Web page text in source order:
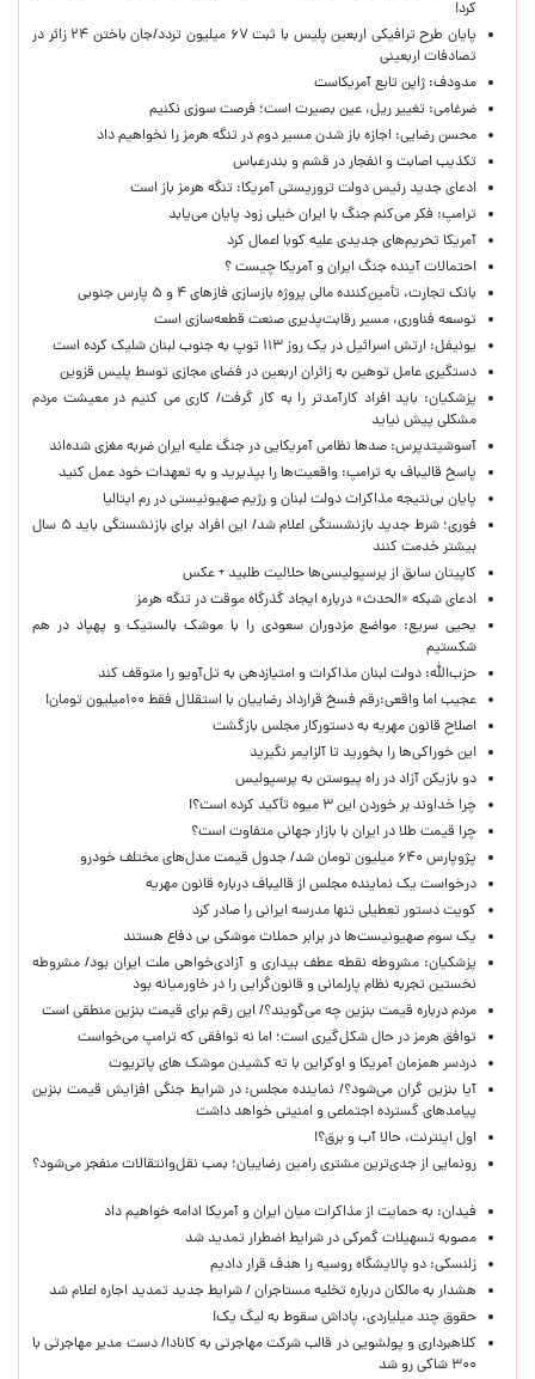
کرد!
پایان طرح ترافیکی اربعین پلیس با ثبت ۶۷ میلیون تردد/جان باختن ۲۴ زائر در
تصادفات اربعینی
مدودف: ژاپن تابع آمریکاست
ضرغامی: تغییر ریل، عین بصیرت است؛ فرصت سوزی نکنیم
محسن رضایی: اجازه باز شدن مسیر دوم در تنگه هرمز را نخواهیم داد
تکذیب اصابت و انفجار در قشم و بندرعباس
ادعای جدید رئیس دولت تروریستی آمریکا: تنگه هرمز باز است
ترامپ: فکر می‌کنم جنگ با ایران خیلی زود پایان می‌یابد
آمریکا تحریم‌های جدیدی علیه کوبا اعمال کرد
احتمالات آینده جنگ ایران و آمریکا چیست ؟
بانک تجارت، تأمین‌کننده مالی پروژه بازسازی فازهای ۴ و ۵ پارس جنوبی
توسعه فناوری، مسیر رقابت‌پذیری صنعت قطعه‌سازی است
یونیفل: ارتش اسرائیل در یک روز ۱۱۳ توپ به جنوب لبنان شلیک کرده است
دستگیری عامل توهین به زائران اربعین در فضای مجازی توسط پلیس قزوین
پزشکیان: باید افراد کارآمدتر را به کار گرفت/ کاری می کنیم در معیشت مردم
مشکلی پیش نیاید
آسوشیتدپرس: صدها نظامی آمریکایی در جنگ علیه ایران ضربه مغزی شده‌اند
پاسخ قالیباف به ترامپ: واقعیت‌ها را بپذیرید و به تعهدات خود عمل کنید
پایان بی‌نتیجه مذاکرات دولت لبنان و رژیم صهیونیستی در رم ایتالیا
فوری؛ شرط جدید بازنشستگی اعلام شد/ این افراد برای بازنشستگی باید ۵ سال
بیشتر خدمت کنند
کاپیتان سابق از پرسپولیسی‌ها حلالیت طلبید + عکس
ادعای شبکه «الحدث» درباره ایجاد گذرگاه موقت در تنگه هرمز
یحیی سریع: مواضع مزدوران سعودی را با موشک بالستیک و پهپاد در هم
شکستیم
حزب‌الله: دولت لبنان مذاکرات و امتیازدهی به تل‌آویو را متوقف کند
عجیب اما واقعی:رقم فسخ قرارداد رضاییان با استقلال فقط ۱۰۰میلیون تومان!
اصلاح قانون مهریه به دستورکار مجلس بازگشت
این خوراکی‌ها را بخورید تا آلزایمر نگیرید
دو بازیکن آزاد در راه پیوستن به پرسپولیس
چرا خداوند بر خوردن این ۳ میوه تأکید کرده است؟!
چرا قیمت طلا در ایران با بازار جهانی متفاوت است؟
پژوپارس ۶۴۰ میلیون تومان شد/ جدول قیمت مدل‌های مختلف خودرو
درخواست یک نماینده مجلس از قالیباف درباره قانون مهریه
کویت دستور تعطیلی تنها مدرسه ایرانی را صادر کرد
یک‌ سوم صهیونیست‌ها در برابر حملات موشکی بی دفاع هستند
پزشکیان: مشروطه نقطه عطف بیداری و آزادی‌خواهی ملت ایران بود/ مشروطه
نخستین تجربه نظام پارلمانی و قانون‌گرایی را در خاورمیانه بود
مردم درباره قیمت بنزین چه می‌گویند؟/ این رقم برای قیمت بنزین منطقی است
توافق هرمز در حال شکل‌گیری است؛ اما نه توافقی که ترامپ می‌خواست
دردسر همزمان آمریکا و اوکراین با ته کشیدن موشک های پاتریوت
آیا بنزین گران می‌شود؟/ نماینده مجلس: در شرایط جنگی افزایش قیمت بنزین
پیامدهای گسترده اجتماعی و امنیتی خواهد داشت
اول اینترنت، حالا آب و برق؟!
رونمایی از جدی‌ترین مشتری رامین رضاییان؛ بمب نقل‌وانتقالات منفجر می‌شود؟
فیدان: به حمایت از مذاکرات میان ایران و آمریکا ادامه خواهیم داد
مصوبه تسهیلات گمرکی در شرایط اضطرار تمدید شد
زلنسکی: دو پالایشگاه روسیه را هدف قرار دادیم
هشدار به مالکان درباره تخلیه مستاجران / شرایط جدید تمدید اجاره اعلام شد
حقوق چند میلیاردی، پاداش سقوط به لیگ یک!
کلاهبرداری و پولشویی در قالب شرکت مهاجرتی به کانادا/ دست مدیر مهاجرتی با
۳۰۰ شاکی رو شد